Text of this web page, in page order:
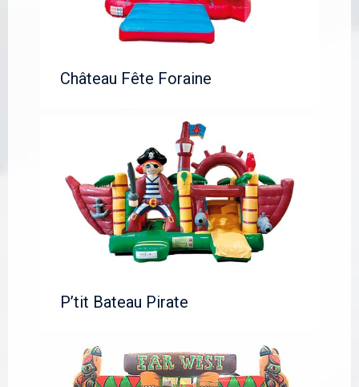
Château Fête Foraine
P’tit Bateau Pirate